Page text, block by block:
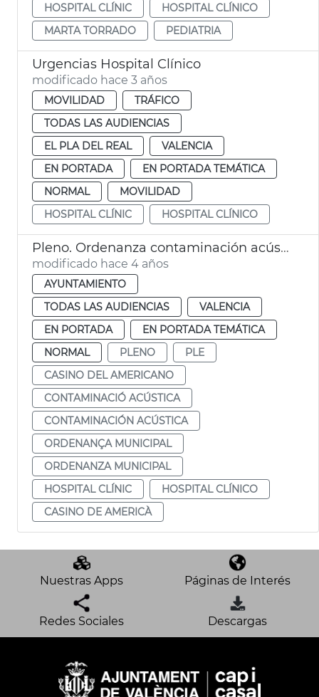
HOSPITAL CLÍNIC
HOSPITAL CLÍNICO
MARTA TORRADO
PEDIATRIA
Urgencias Hospital Clínico
modificado hace 3 años
MOVILIDAD
TRÁFICO
TODAS LAS AUDIENCIAS
EL PLA DEL REAL
VALENCIA
EN PORTADA
EN PORTADA TEMÁTICA
NORMAL
MOVILIDAD
HOSPITAL CLÍNIC
HOSPITAL CLÍNICO
Pleno. Ordenanza contaminación acústica, hospital Clínico
modificado hace 4 años
AYUNTAMIENTO
TODAS LAS AUDIENCIAS
VALENCIA
EN PORTADA
EN PORTADA TEMÁTICA
NORMAL
PLENO
PLE
CASINO DEL AMERICANO
CONTAMINACIÓ ACÚSTICA
CONTAMINACIÓN ACÚSTICA
ORDENANÇA MUNICIPAL
ORDENANZA MUNICIPAL
HOSPITAL CLÍNIC
HOSPITAL CLÍNICO
CASINO DE AMERICÀ
Nuestras Apps Páginas de Interés
Redes Sociales Descargas